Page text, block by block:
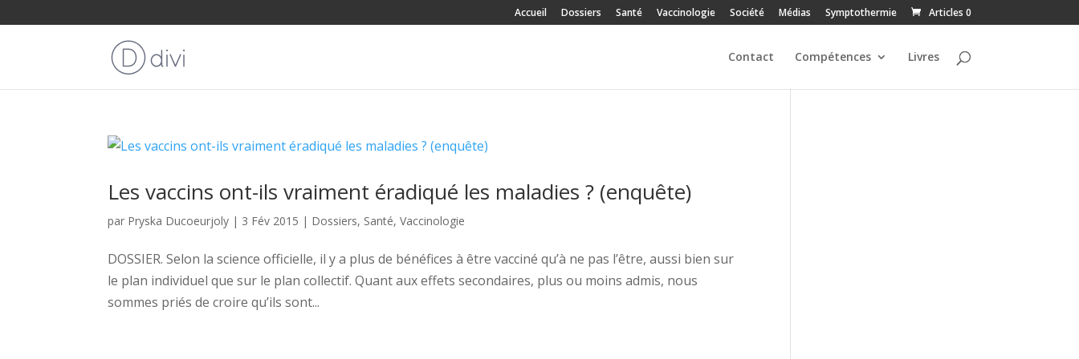
Accueil Dossiers Santé Vaccinologie Société Médias Symptothermie Articles 0
Contact Compétences Livres
Les vaccins ont-ils vraiment éradiqué les maladies ? (enquête)
par Pryska Ducoeurjoly | 3 Fév 2015 | Dossiers, Santé,Vaccinologie
DOSSIER. Selon la science officielle, il y a plus de bénéfices à être vacciné qu’à ne pas l’être, aussi bien sur
le plan individuel que sur le plan collectif. Quant aux effets secondaires, plus ou moins admis, nous
sommes priés de croire qu’ils sont...